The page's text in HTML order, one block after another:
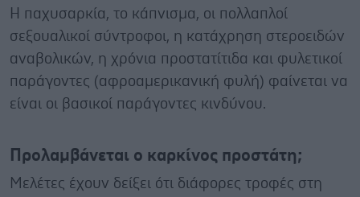
Η παχυσαρκία, το κάπνισμα, οι πολλαπλοί
σεξουαλικοί σύντροφοι, η κατάχρηση στεροειδών
αναβολικών, η χρόνια προστατίτιδα και φυλετικοί
παράγοντες (αφροαμερικανική φυλή) φαίνεται να
είναι οι βασικοί παράγοντες κινδύνου.
Προλαμβάνεται ο καρκίνος προστάτη;
Μελέτες έχουν δείξει ότι διάφορες τροφές στη